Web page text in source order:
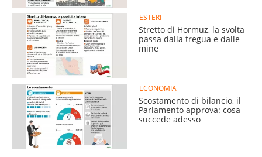
ESTERI
Stretto di Hormuz, la svolta
passa dalla tregua e dalle
mine
ECONOMIA
Scostamento di bilancio, il
Parlamento approva: cosa
succede adesso